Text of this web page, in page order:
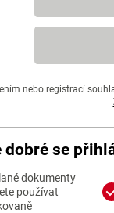
nebo registrací
dobré se
dokumenty
používat